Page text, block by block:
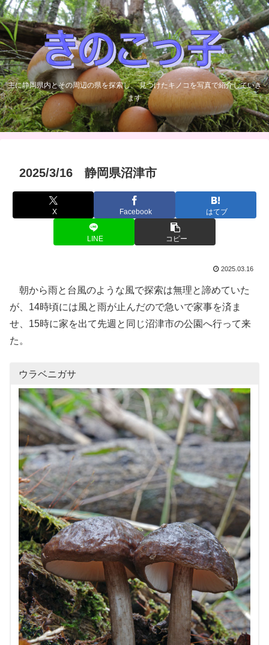
主に静岡県内とその周辺の県を探索し、 見つけたキノコを写真で紹介していき
ます
2025/3/16 静岡県沼津市
X Facebook はてブ
LINE コピー
2025.03.16
朝から雨と台風のような風で探索は無理と諦めていた
が、14時頃には風と雨が止んだので急いで家事を済ま
せ、15時に家を出て先週と同じ沼津市の公園へ行って来
た。
ウラベニガサ